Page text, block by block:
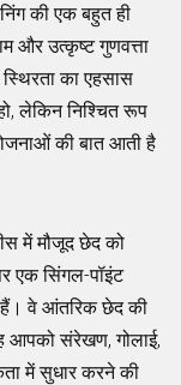
की एक बहुत ही
और उत्कृष्ट गुणवत्ता
का एहसास
लेकिन निश्चित रूप
की बात आती है
में मौजूद छेद को
एक सिंगल-पॉइंट
वे आंतरिक छेद की
आपको संरेखण, गोलाई,
में सुधार करने की